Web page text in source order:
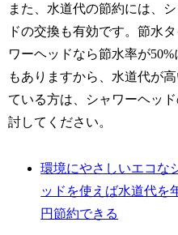
また、水道代の節約には、
ドの交換も有効です。節水
ワーヘッドなら節水率が50%
もありますから、水道代が
ている方は、シャワーヘッ
討してください。
環境にやさしいエコな
ッドを使えば水道代を
円節約できる